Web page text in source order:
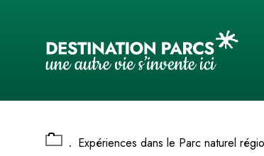
. Expériences dans le Parc naturel